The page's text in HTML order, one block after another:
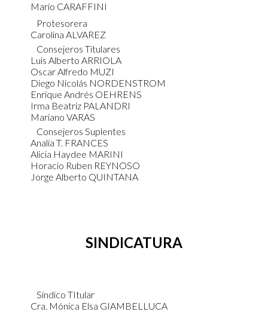
Mario CARAFFINI
Protesorera
Carolina ALVAREZ
Consejeros Titulares
Luis Alberto ARRIOLA
Oscar Alfredo MUZI
Diego Nicolás NORDENSTROM
Enrique Andrés OEHRENS
Irma Beatriz PALANDRI
Mariano VARAS
Consejeros Suplentes
Analía T. FRANCES
Alicia Haydee MARINI
Horacio Ruben REYNOSO
Jorge Alberto QUINTANA
SINDICATURA
Síndico TItular
Cra. Mónica Elsa GIAMBELLUCA